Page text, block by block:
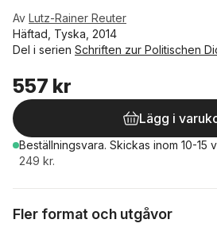
Av Lutz-Rainer Reuter
Häftad, Tyska, 2014
Del i serien Schriften zur Politischen
557 kr
Lägg i
Beställningsvara. Skickas inom 10-15
249 kr.
Fler format och utgåvor